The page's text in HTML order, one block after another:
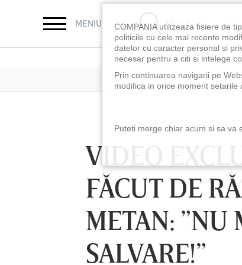
MENIU CAUTĂ
VIDEO
FĂCUT DE
METAN: ”NU
SALVARE!”
LUNI 10 AUG, 18:30
COMPANIA utilizeaza fisiere de
politicile cu cele mai recente
datelor cu caracter personal si
necesar pentru a citi si intelege
Prin continuarea navigarii pe
modifica in orice moment setarile
Puteti merge chiar acum si sa va